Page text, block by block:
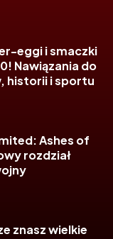
eggi i smaczki
Nawiązania do
historii i sportu
Ashes of
rozdział
znasz wielkie